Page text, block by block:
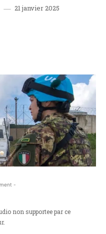
21 janvier 2025
-
non supportee par ce